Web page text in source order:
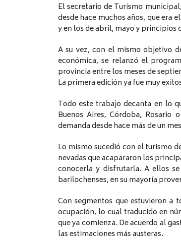
El secretario de Turismo
desde hace muchos años, que era
y en los de abril, mayo y principios
A su vez, con el mismo objetivo
económica, se relanzó el
provincia entre los meses de
La primera edición ya fue muy
Todo este trabajo decanta en lo
Buenos Aires, Córdoba,
demanda desde hace más de un
Lo mismo sucedió con el turismo
nevadas que acapararon los
conocerla y disfrutarla. A ellos
barilochenses, en su mayoría
Con segmentos que estuvieron a
ocupación, lo cual traducido en
que ya comienza. De acuerdo al
las estimaciones más austeras.